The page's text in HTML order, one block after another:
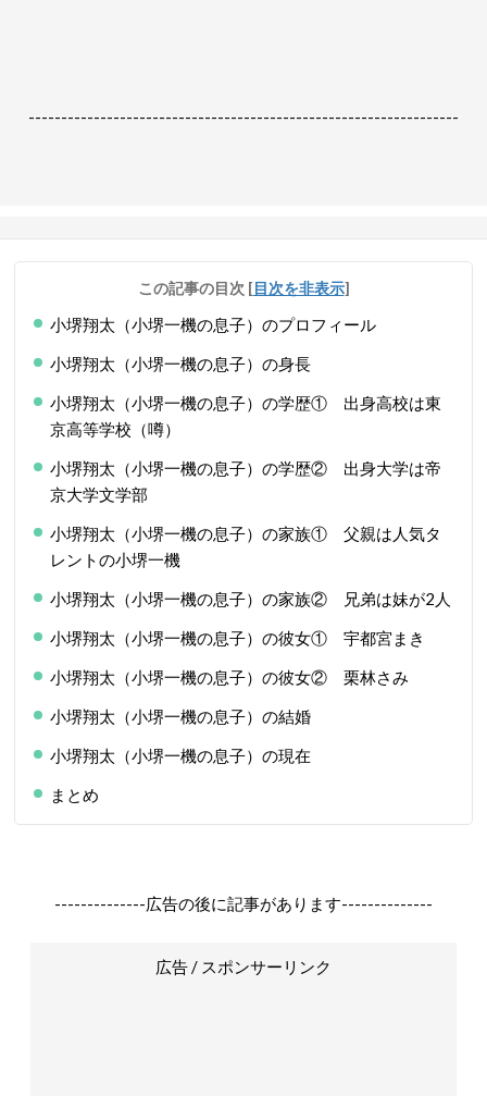
------------------------------------------------------------------
この記事の目次 [目次を非表示]
小堺翔太（小堺一機の息子）のプロフィール
小堺翔太（小堺一機の息子）の身長
小堺翔太（小堺一機の息子）の学歴① 出身高校は東
京高等学校（噂）
小堺翔太（小堺一機の息子）の学歴② 出身大学は帝
京大学文学部
小堺翔太（小堺一機の息子）の家族① 父親は人気タ
レントの小堺一機
小堺翔太（小堺一機の息子）の家族② 兄弟は妹が2人
小堺翔太（小堺一機の息子）の彼女① 宇都宮まき
小堺翔太（小堺一機の息子）の彼女② 栗林さみ
小堺翔太（小堺一機の息子）の結婚
小堺翔太（小堺一機の息子）の現在
まとめ
--------------広告の後に記事があります--------------
広告 / スポンサーリンク